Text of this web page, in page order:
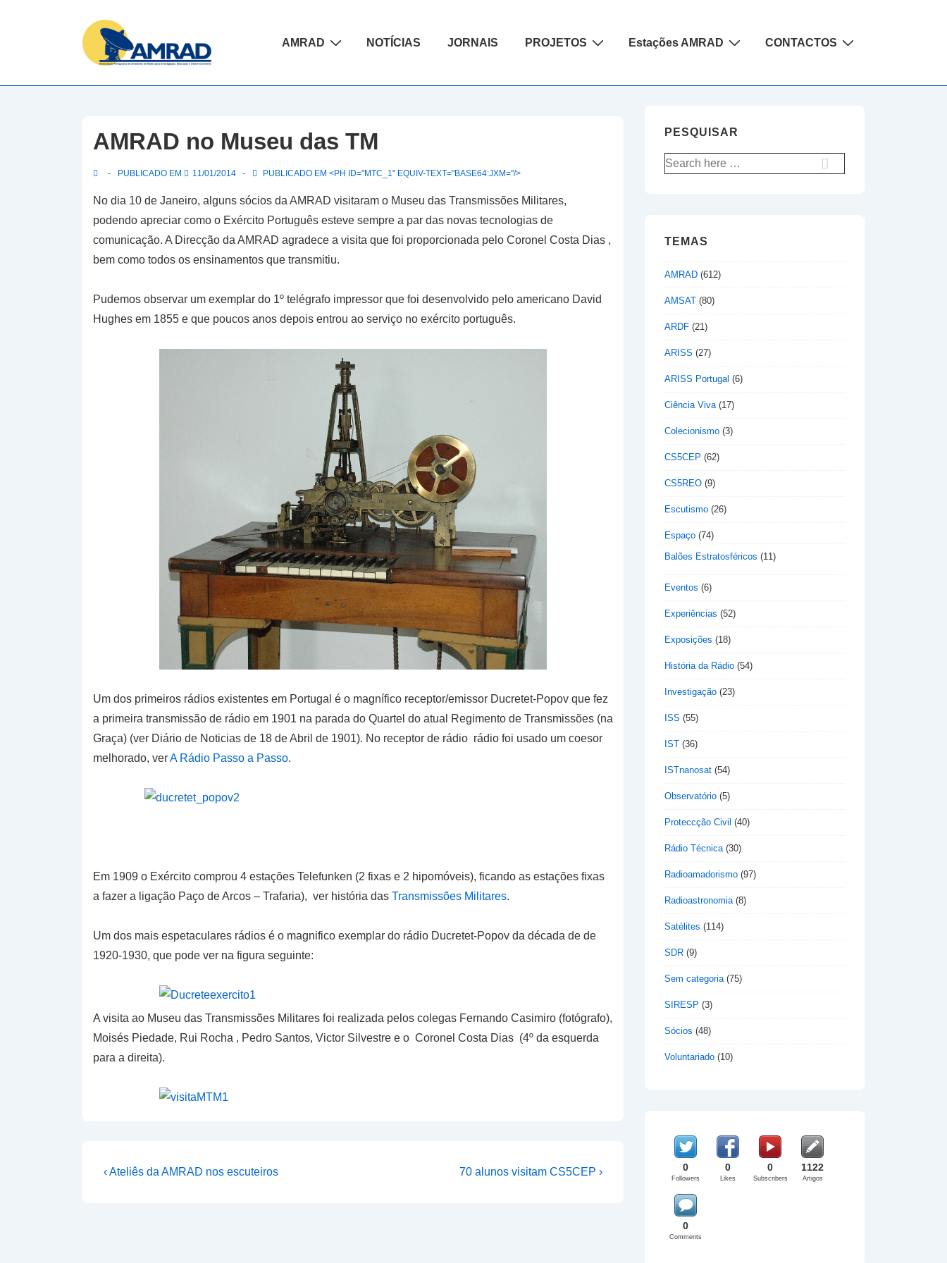
Content
Navegação
AMRAD NOTÍCIAS JORNAIS PROJETOS Estações AMRAD CONTACTOS
AMRAD no Museu das TM
PUBLICADO EM 11/01/2014 PUBLICADO EM <PH ID="MTC_1" EQUIV-TEXT="BASE64:JXM="/>
No dia 10 de Janeiro, alguns sócios da AMRAD visitaram o Museu das Transmissões Militares,
podendo apreciar como o Exército Português esteve sempre a par das novas tecnologias de
comunicação. A Direcção da AMRAD agradece a visita que foi proporcionada pelo Coronel Costa Dias ,
bem como todos os ensinamentos que transmitiu.
Pudemos observar um exemplar do 1º telégrafo impressor que foi desenvolvido pelo americano David
Hughes em 1855 e que poucos anos depois entrou ao serviço no exército português.
Um dos primeiros rádios existentes em Portugal é o magnífico receptor/emissor Ducretet-Popov que fez
a primeira transmissão de rádio em 1901 na parada do Quartel do atual Regimento de Transmissões (na
Graça) (ver Diário de Noticias de 18 de Abril de 1901). No receptor de rádio rádio foi usado um coesor
melhorado, verA Rádio Passo a Passo.
Em 1909 o Exército comprou 4 estações Telefunken (2 fixas e 2 hipomóveis), ficando as estações fixas
a fazer a ligação Paço de Arcos – Trafaria), ver história das Transmissões Militares.
Um dos mais espetaculares rádios é o magnifico exemplar do rádio Ducretet-Popov da década de de
1920-1930, que pode ver na figura seguinte:
A visita ao Museu das Transmissões Militares foi realizada pelos colegas Fernando Casimiro (fotógrafo),
Moisés Piedade, Rui Rocha , Pedro Santos, Victor Silvestre e o Coronel Costa Dias (4º da esquerda
para a direita).
Navegação
Previous
‹ Ateliês da AMRAD nos escuteiros
Next
70 alunos visitam CS5CEP ›
PESQUISAR
Pesquisar
por:
TEMAS
AMRAD (612)
AMSAT (80)
ARDF (21)
ARISS (27)
ARISS Portugal (6)
Ciência Viva(17)
Colecionismo (3)
CS5CEP (62)
CS5REO (9)
Escutismo (26)
Espaço (74)
Balões Estratosféricos (11)
Eventos (6)
Experiências (52)
Exposições (18)
História da Rádio (54)
Investigação (23)
ISS (55)
IST (36)
ISTnanosat (54)
Observatório (5)
Proteccção Civil (40)
Rádio Técnica(30)
Radioamadorismo (97)
Radioastronomia(8)
Satélites (114)
SDR (9)
Sem categoria(75)
SIRESP (3)
Sócios (48)
Voluntariado (10)
0
Followers
0
Likes
0
Subscribers
1122
Artigos
0
Comments